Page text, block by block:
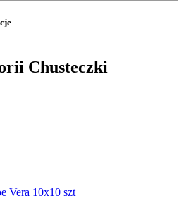
Chusteczki
Vera 10x10 szt